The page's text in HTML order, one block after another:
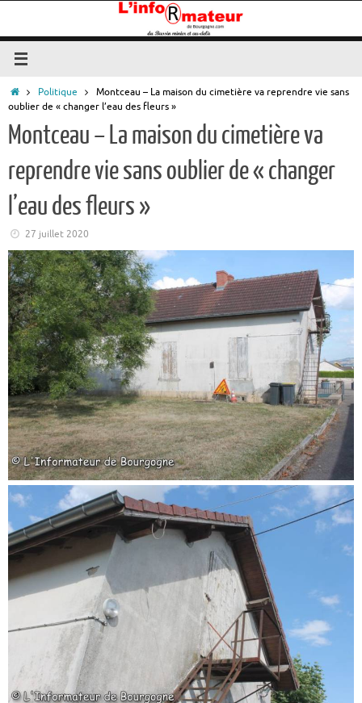
contenu
AccueilPolitique
Montceau – La maison du cimetière va reprendre vie sans
oublier de « changer l’eau des fleurs »
Montceau – La maison du cimetière va
reprendre vie sans oublier de « changer
l’eau des fleurs »
27 juillet 2020